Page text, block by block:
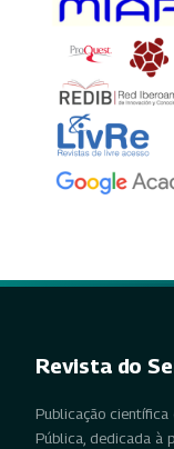
Revista do
Publicação
Pública, dedicada à